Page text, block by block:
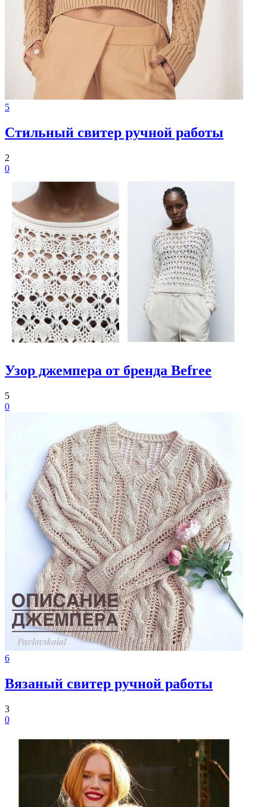
5
Стильный свитер ручной работы
2
0
Узор джемпера от бренда Befree
5
0
6
Вязаный свитер ручной работы
3
0